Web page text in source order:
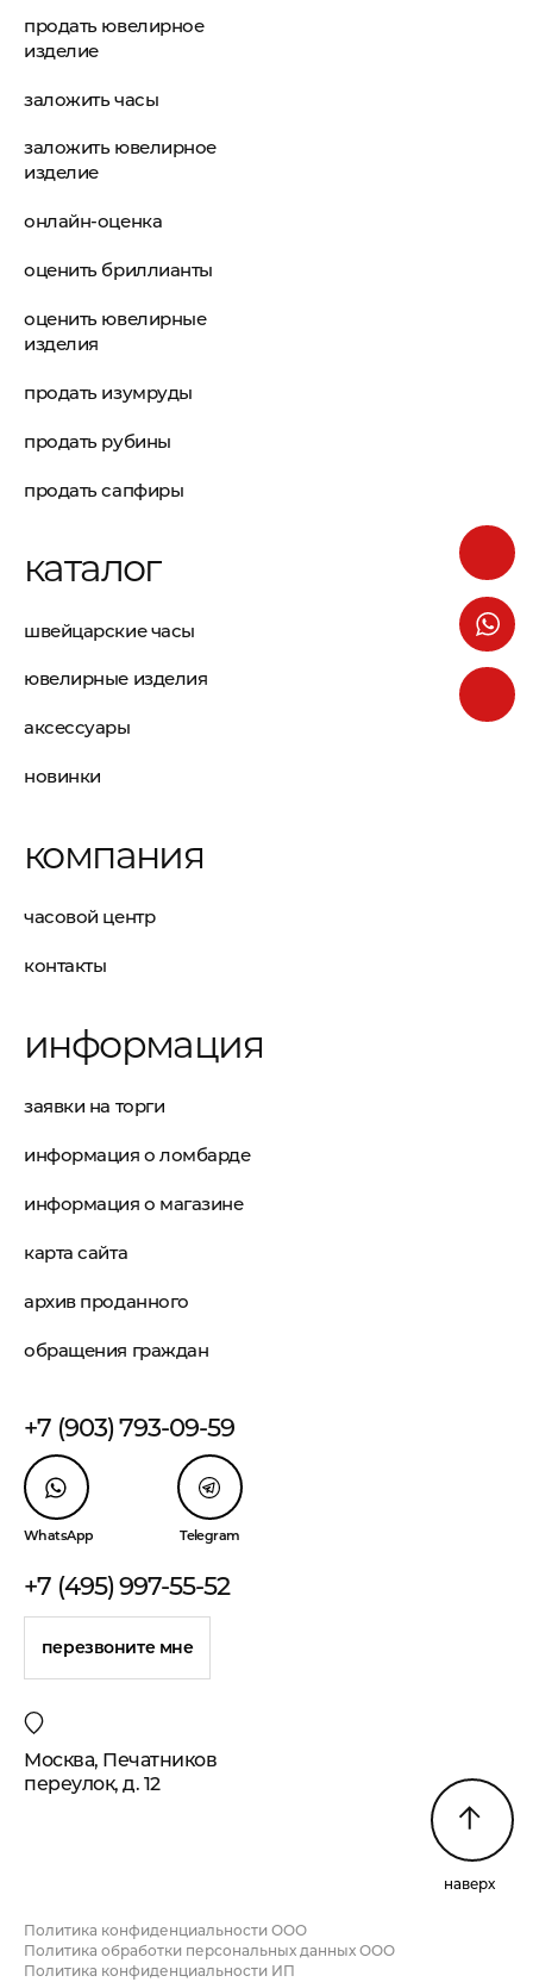
продать ювелирное
изделие
заложить часы
заложить ювелирное
изделие
онлайн-оценка
оценить бриллианты
оценить ювелирные
изделия
продать изумруды
продать рубины
продать сапфиры
каталог
швейцарские часы
ювелирные изделия
аксессуары
новинки
компания
часовой центр
контакты
информация
заявки на торги
информация о ломбарде
информация о магазине
карта сайта
архив проданного
обращения граждан
+7 (903) 793-09-59
WhatsApp Telegram
+7 (495) 997-55-52
перезвоните мне
Москва, Печатников
переулок, д. 12
наверх
Политика конфиденциальности ООО
Политика обработки персональных данных ООО
Политика конфиденциальности ИП